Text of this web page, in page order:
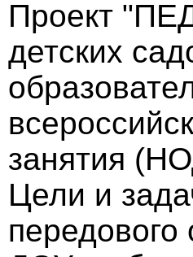
Проект
детских
занятия
Цели и
передового